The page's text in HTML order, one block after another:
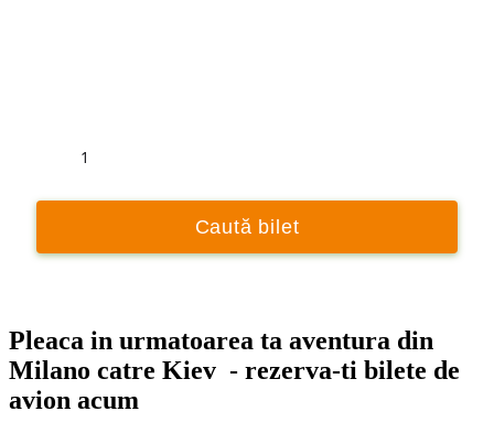
1
Caută bilet
Pleaca in urmatoarea ta aventura din
Milano catre Kiev  - rezerva-ti bilete de
avion acum